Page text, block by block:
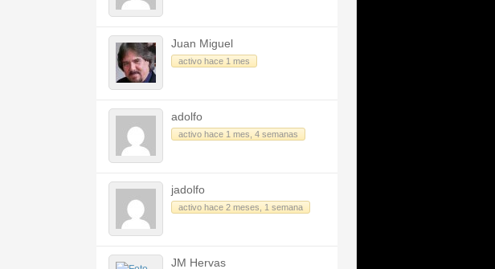
Juan Miguel
activo hace 1 mes
adolfo
activo hace 1 mes, 4 semanas
jadolfo
activo hace 2 meses, 1 semana
JM Hervas